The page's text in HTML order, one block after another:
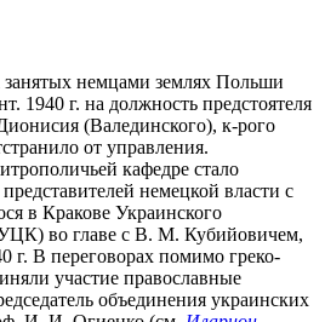
немцами землях Польши
1940 г. на должность предстоятеля
(Валединского), к-рого
от управления.
кафедре стало
немецкой власти c
в Кракове Украинского
во главе с В. М. Кубийовичем,
г. В переговорах помимо греко-
участие православные
объединения украинских